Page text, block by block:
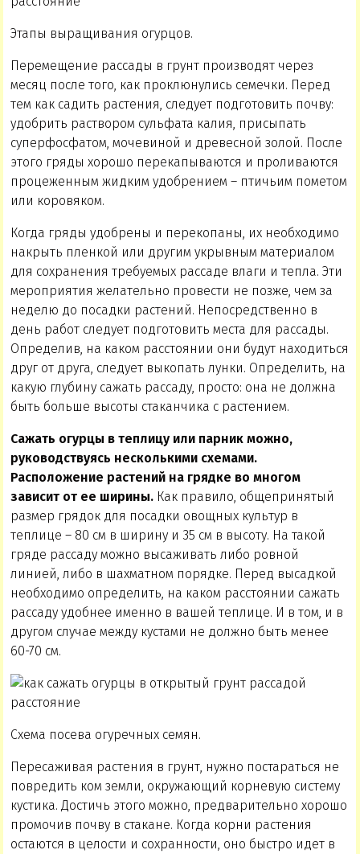
Этапы выращивания огурцов.
Перемещение рассады в грунт производят через
месяц после того, как проклюнулись семечки. Перед
тем как садить растения, следует подготовить почву:
удобрить раствором сульфата калия, присыпать
суперфосфатом, мочевиной и древесной золой. После
этого гряды хорошо перекапываются и проливаются
процеженным жидким удобрением – птичьим пометом
или коровяком.
Когда гряды удобрены и перекопаны, их необходимо
накрыть пленкой или другим укрывным материалом
для сохранения требуемых рассаде влаги и тепла. Эти
мероприятия желательно провести не позже, чем за
неделю до посадки растений. Непосредственно в
день работ следует подготовить места для рассады.
Определив, на каком расстоянии они будут находиться
друг от друга, следует выкопать лунки. Определить, на
какую глубину сажать рассаду, просто: она не должна
быть больше высоты стаканчика с растением.
Сажать огурцы в теплицу или парник можно,
руководствуясь несколькими схемами.
Расположение растений на грядке во многом
зависит от ее ширины. Как правило, общепринятый
размер грядок для посадки овощных культур в
теплице – 80 см в ширину и 35 см в высоту. На такой
гряде рассаду можно высаживать либо ровной
линией, либо в шахматном порядке. Перед высадкой
необходимо определить, на каком расстоянии сажать
рассаду удобнее именно в вашей теплице. И в том, и в
другом случае между кустами не должно быть менее
60-70 см.
Схема посева огуречных семян.
Пересаживая растения в грунт, нужно постараться не
повредить ком земли, окружающий корневую систему
кустика. Достичь этого можно, предварительно хорошо
промочив почву в стакане. Когда корни растения
остаются в целости и сохранности, оно быстро идет в